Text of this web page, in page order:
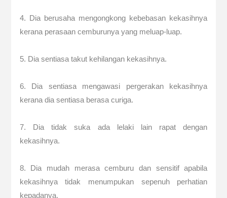
4. Dia berusaha mengongkong kebebasan kekasihnya
kerana perasaan cemburunya yang meluap-luap.
5. Dia sentiasa takut kehilangan kekasihnya.
6. Dia sentiasa mengawasi pergerakan kekasihnya
kerana dia sentiasa berasa curiga.
7. Dia tidak suka ada lelaki lain rapat dengan
kekasihnya.
8. Dia mudah merasa cemburu dan sensitif apabila
kekasihnya tidak menumpukan sepenuh perhatian
kepadanya.